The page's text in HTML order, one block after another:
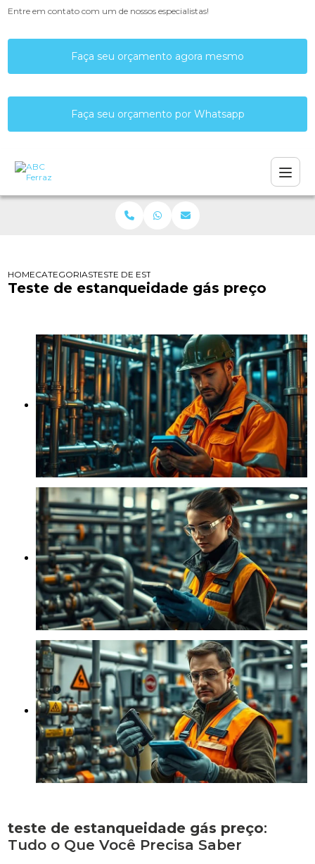
Entre em contato com um de nossos especialistas!
Faça seu orçamento agora mesmo
Faça seu orçamento por Whatsapp
HOMECATEGORIASTESTE DE ESTANQUEIDADE GÁS PREÇO
Teste de estanqueidade gás preço
teste de estanqueidade gás preço:
Tudo o Que Você Precisa Saber